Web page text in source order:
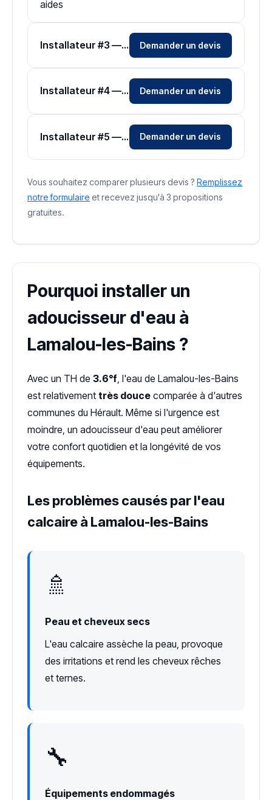
aides
Installateur #3 — Zone Hérault Demander un devis
Installateur #4 — Zone Hérault Demander un devis
Installateur #5 — Zone Hérault Demander un devis
Vous souhaitez comparer plusieurs devis ? Remplissez
notre formulaire et recevez jusqu'à 3 propositions
gratuites.
Pourquoi installer un
adoucisseur d'eau à
Lamalou-les-Bains ?
Avec un TH de 3.6°f , l'eau de Lamalou-les-Bains
est relativement très douce comparée à d'autres
communes du Hérault. Même si l'urgence est
moindre, un adoucisseur d'eau peut améliorer
votre confort quotidien et la longévité de vos
équipements.
Les problèmes causés par l'eau
calcaire à Lamalou-les-Bains
🚿
Peau et cheveux secs
L'eau calcaire assèche la peau, provoque
des irritations et rend les cheveux rêches
et ternes.
🔧
Équipements endommagés